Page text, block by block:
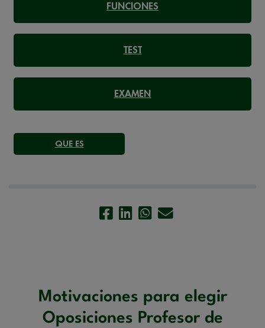
FUNCIONES
TEST
EXAMEN
QUE ES
Motivaciones para elegir
Oposiciones Profesor de